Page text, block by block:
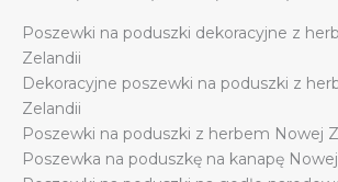
Poszewki na poduszki dekoracyjne z
Zelandii
Dekoracyjne poszewki na poduszki z
Zelandii
Poszewki na poduszki z herbem Nowej
Poszewka na poduszkę na kanapę